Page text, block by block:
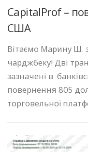
CapitalProf –
США
Вітаємо Марину Ш.
чарджбеку! Дві
зазначені в
повернення 805
торговельної